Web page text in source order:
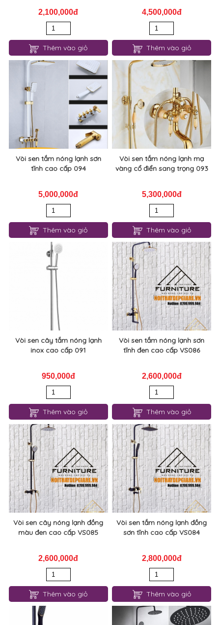
2,100,000đ
Thêm vào giỏ
4,500,000đ
Thêm vào giỏ
Vòi sen tắm nóng lạnh sơn
tĩnh cao cấp 094
5,000,000đ
Thêm vào giỏ
Vòi sen tắm nóng lạnh mạ
vàng cổ điển sang trọng 093
5,300,000đ
Thêm vào giỏ
Vòi sen cây tắm nóng lạnh
inox cao cấp 091
950,000đ
Thêm vào giỏ
Vòi sen tắm nóng lạnh sơn
tĩnh đen cao cấp VS086
2,600,000đ
Thêm vào giỏ
Vòi sen cây nóng lạnh đồng
màu đen cao cấp VS085
2,600,000đ
Thêm vào giỏ
Vòi sen tắm nóng lạnh đồng
sơn tĩnh cao cấp VS084
2,800,000đ
Thêm vào giỏ